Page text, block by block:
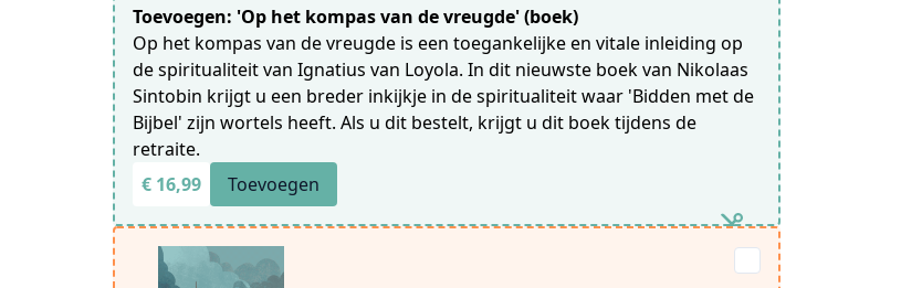
Toevoegen: 'Op het kompas van de vreugde' (boek)
Op het kompas van de vreugde is een toegankelijke en vitale inleiding op
de spiritualiteit van Ignatius van Loyola. In dit nieuwste boek van Nikolaas
Sintobin krijgt u een breder inkijkje in de spiritualiteit waar 'Bidden met de
Bijbel' zijn wortels heeft. Als u dit bestelt, krijgt u dit boek tijdens de
retraite.
€ 16,99
Toevoegen